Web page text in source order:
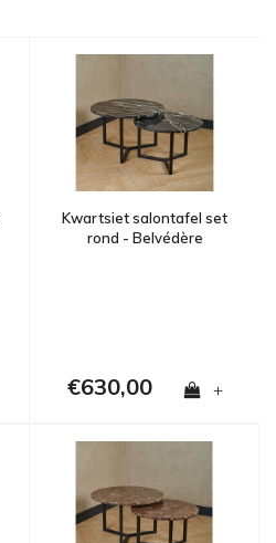
Kwartsiet salontafel set
rond - Belvédère
€630,00 +